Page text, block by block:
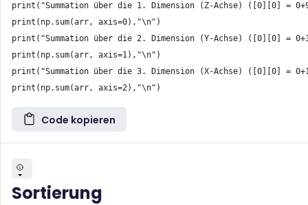
print("Summation über die 1. Dimension (Z-Achse) ([0][0] =
print(np.sum(arr, axis=0),"\n")
print("Summation über die 2. Dimension (Y-Achse) ([0][0] =
print(np.sum(arr, axis=1),"\n")
print("Summation über die 3. Dimension (X-Achse) ([0][0] =
Code kopieren
Sortierung